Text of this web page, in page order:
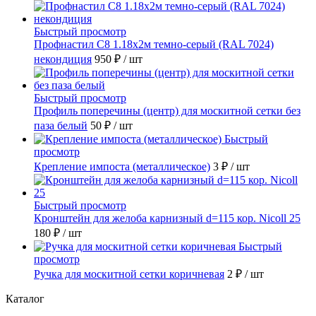
Быстрый просмотр
Профнастил С8 1.18х2м темно-серый (RAL 7024)
некондиция 950 ₽ / шт
Быстрый просмотр
Профиль поперечины (центр) для москитной сетки без
паза белый 50 ₽ / шт
Быстрый
просмотр
Крепление импоста (металлическое) 3 ₽ / шт
Быстрый просмотр
Кронштейн для желоба карнизный d=115 кор. Nicoll 25
180 ₽ / шт
Быстрый
просмотр
Ручка для москитной сетки коричневая 2 ₽ / шт
Каталог